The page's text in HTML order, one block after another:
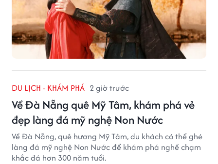
DU LỊCH - KHÁM PHÁ 2 giờ trước
Về Đà Nẵng quê Mỹ Tâm, khám phá vẻ
đẹp làng đá mỹ nghệ Non Nước
Về Đà Nẵng, quê hương Mỹ Tâm, du khách có thể ghé
làng đá mỹ nghệ Non Nước để khám phá nghề chạm
khắc đá hơn 300 năm tuổi.